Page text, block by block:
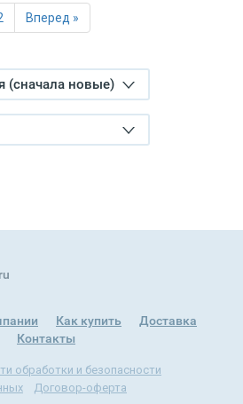
Вперед »
(сначала новые)
Как купить
Доставка
Контакты
обработки и безопасности
Договор-оферта